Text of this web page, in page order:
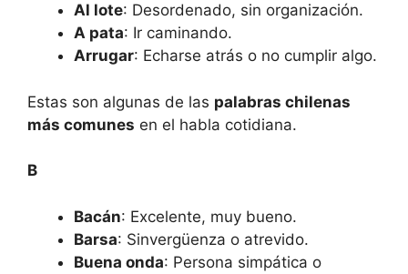
Al lote: Desordenado, sin organización.
A pata: Ir caminando.
Arrugar: Echarse atrás o no cumplir algo.
Estas son algunas de las palabras chilenas
más comunes en el habla cotidiana.
B
Bacán: Excelente, muy bueno.
Barsa: Sinvergüenza o atrevido.
Buena onda: Persona simpática o